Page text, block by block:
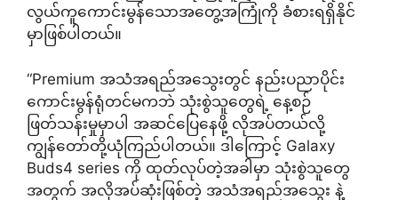
လွယ်ကူကောင်းမွန်သောအတွေ့အကြုံကို ခံစားရရှိနိုင်
မှာဖြစ်ပါတယ်။
“Premium အသံအရည်အသွေးတွင် နည်းပညာပိုင်း
ကောင်းမွန်ရုံတင်မကဘဲ သုံးစွဲသူတွေရဲ့ နေ့စဉ်
ဖြတ်သန်းမှုမှာပါ အဆင်ပြေနေဖို့ လိုအပ်တယ်လို့
ကျွန်တော်တို့ယုံကြည်ပါတယ်။ ဒါကြောင့် Galaxy
Buds4 series ကို ထုတ်လုပ်တဲ့အခါမှာ သုံးစွဲသူတွေ
အတွက် အလိုအပ်ဆုံးဖြစ်တဲ့ အသံအရည်အသွေး နဲ့